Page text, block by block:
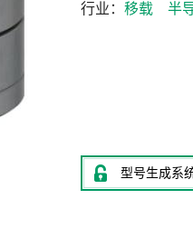
行业 移载 半
型号生成系